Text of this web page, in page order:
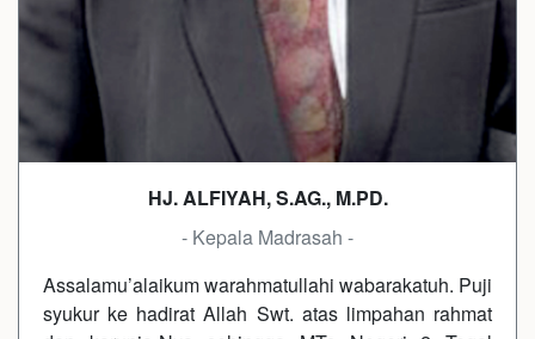
HJ. ALFIYAH, S.AG., M.PD.
- Kepala Madrasah -
Assalamu’alaikum warahmatullahi wabarakatuh. Puji
syukur ke hadirat Allah Swt. atas limpahan rahmat